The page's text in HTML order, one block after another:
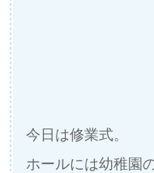
今日は修業式。
ホールには幼稚園